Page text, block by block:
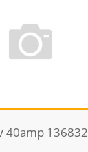
136832